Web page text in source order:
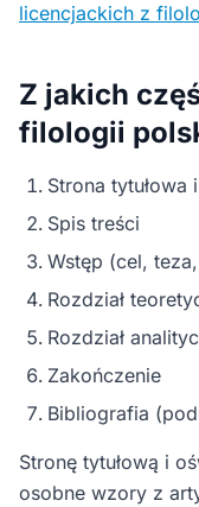
licencjackich z
Z jakich
filologii
Strona tytułowa
Spis treści
Wstęp (cel,
Rozdział
Rozdział
Zakończenie
Bibliografia
Stronę tytułową i
osobne wzory z